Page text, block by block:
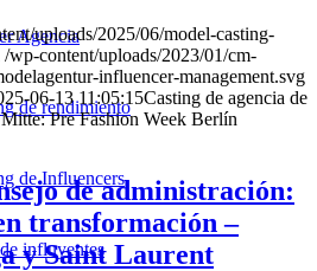
Agencia
de rendimiento
de Influencers
influyentes
uploads/2025/06/model-casting-
/wp-content/uploads/2023/01/cm-
influencer-management.svg
06-13 11:05:15Casting de agencia de
Pre Fashion Week Berlín
de administración:
transformación –
y Saint Laurent